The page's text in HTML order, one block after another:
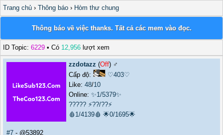
Trang chủ › Thông báo › Hòm thư chung
Thông báo về việc thanks. Tất cả các mem vào đọc.
ID Topic: 6229 • Có 12,956 lượt xem
zzdotazz (Off) ♂️
Cấp độ:
♡403♡
Like: 48/10
Online: ✨1/5379✨
????? ⚡??/??⚡
🩸1/4139🩸 🌟0/1695🌟
#7 - @53892